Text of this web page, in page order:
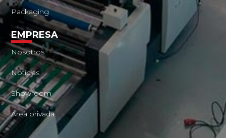
Packaging
EMPRESA
Nosotros
Noticias
Showroom
Área privada